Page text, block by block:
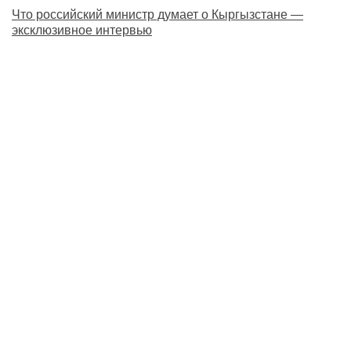
Что российский министр думает о Кыргызстане —
эксклюзивное интервью